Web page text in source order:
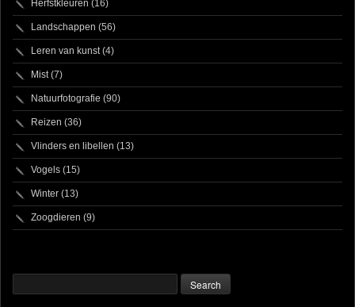
Herfstkleuren (16)
Landschappen (56)
Leren van kunst (4)
Mist (7)
Natuurfotografie (90)
Reizen (36)
Vlinders en libellen (13)
Vogels (15)
Winter (13)
Zoogdieren (9)